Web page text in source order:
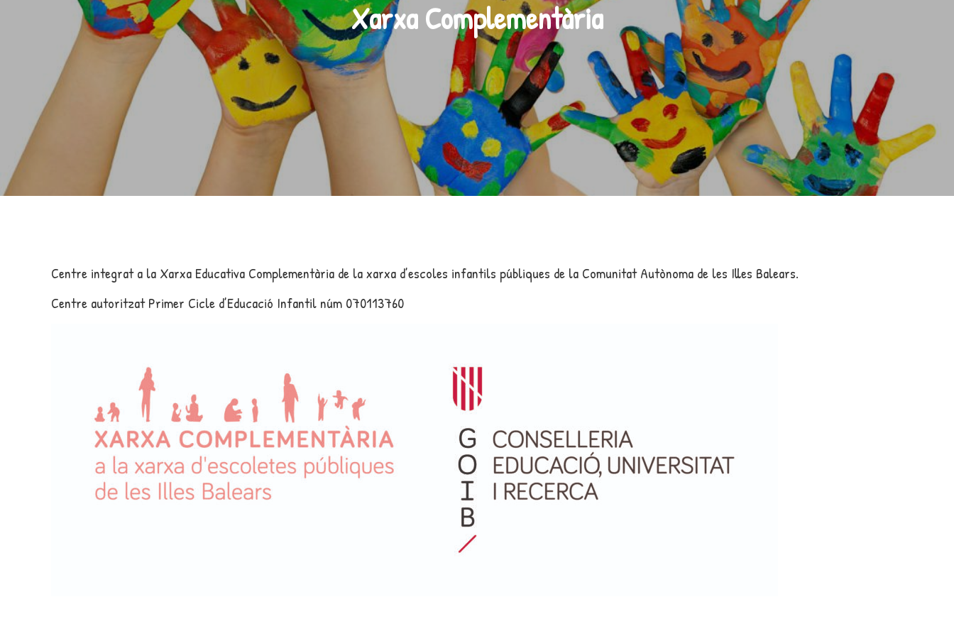
Xarxa Complementària
Centre integrat a la Xarxa Educativa Complementària de la xarxa d’escoles infantils públiques de la Comunitat Autònoma de les Illes Balears.
Centre autoritzat Primer Cicle d’Educació Infantil núm 070113760